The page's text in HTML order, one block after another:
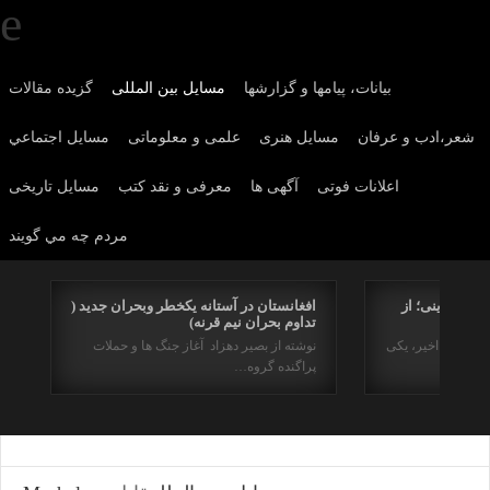
گزیده مقالات مسایل بین المللی بیانات، پیامها و گزارشها
مسايل اجتماعي علمی و معلوماتی مسايل هنری شعر،ادب و عرفان
مسایل تاریخی معرفی و نقد کتب آگهی ها اعلانات فوتی
مردم چه مي گويند
افغانستان در آستانه یکخطر وبحران جدید (
تداوم بحران نیم قرنه)
نوشته از بصیر دهزاد آغاز جنگ ها و حملات
پراگنده گروه…
دینی؛ از
دو سده اخیر، یکی